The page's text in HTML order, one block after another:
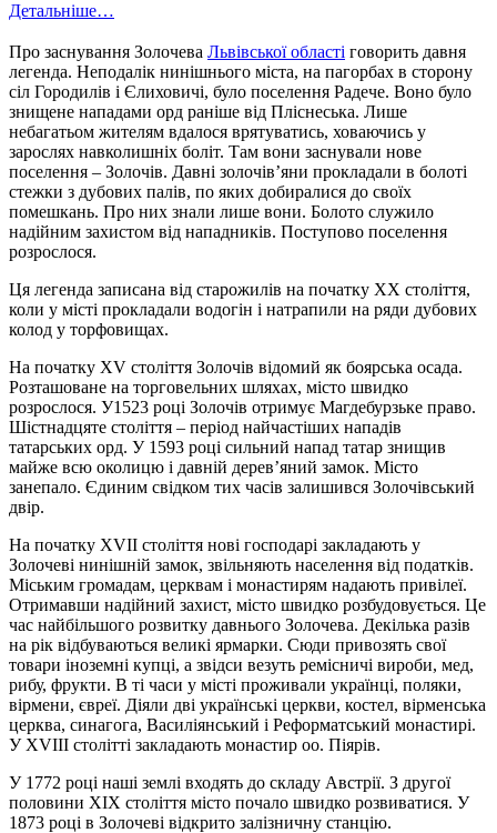
Детальніше…
Про заснування Золочева Львівської області говорить давня
легенда. Неподалік нинішнього міста, на пагорбах в сторону
сіл Городилів і Єлиховичі, було поселення Радече. Воно було
знищене нападами орд раніше від Пліснеська. Лише
небагатьом жителям вдалося врятуватись, ховаючись у
зарослях навколишніх боліт. Там вони заснували нове
поселення – Золочів. Давні золочів’яни прокладали в болоті
стежки з дубових палів, по яких добиралися до своїх
помешкань. Про них знали лише вони. Болото служило
надійним захистом від нападників. Поступово поселення
розрослося.
Ця легенда записана від старожилів на початку XX століття,
коли у місті прокладали водогін і натрапили на ряди дубових
колод у торфовищах.
На початку XV століття Золочів відомий як боярська осада.
Розташоване на торговельних шляхах, місто швидко
розрослося. У1523 році Золочів отримує Магдебурзьке право.
Шістнадцяте століття – період найчастіших нападів
татарських орд. У 1593 році сильний напад татар знищив
майже всю околицю і давній дерев’яний замок. Місто
занепало. Єдиним свідком тих часів залишився Золочівський
двір.
На початку XVII століття нові господарі закладають у
Золочеві нинішній замок, звільняють населення від податків.
Міським громадам, церквам і монастирям надають привілеї.
Отримавши надійний захист, місто швидко розбудовується. Це
час найбільшого розвитку давнього Золочева. Декілька разів
на рік відбуваються великі ярмарки. Сюди привозять свої
товари іноземні купці, а звідси везуть ремісничі вироби, мед,
рибу, фрукти. В ті часи у місті проживали українці, поляки,
вірмени, євреї. Діяли дві українські церкви, костел, вірменська
церква, синагога, Василіянський і Реформатський монастирі.
У XVIII столітті закладають монастир оо. Піярів.
У 1772 році наші землі входять до складу Австрії. З другої
половини XIX століття місто почало швидко розвиватися. У
1873 році в Золочеві відкрито залізничну станцію.